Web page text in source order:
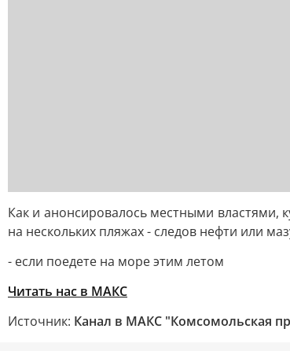
Как и анонсировалось местными властями,
на нескольких пляжах - следов нефти или
- если поедете на море этим летом
Читать нас в МАКС
Источник: Канал в МАКС "Комсомольская